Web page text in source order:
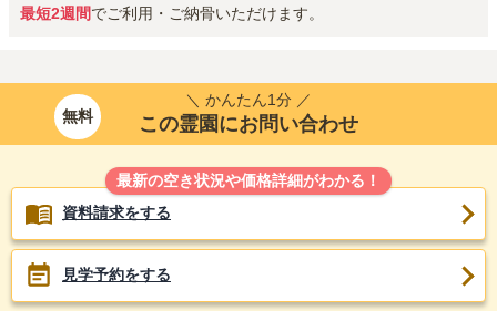
最短2週間でご利用・ご納骨いただけます。
無料
＼ かんたん1分 ／
この霊園にお問い合わせ
最新の空き状況や価格詳細がわかる！
資料請求をする
見学予約をする